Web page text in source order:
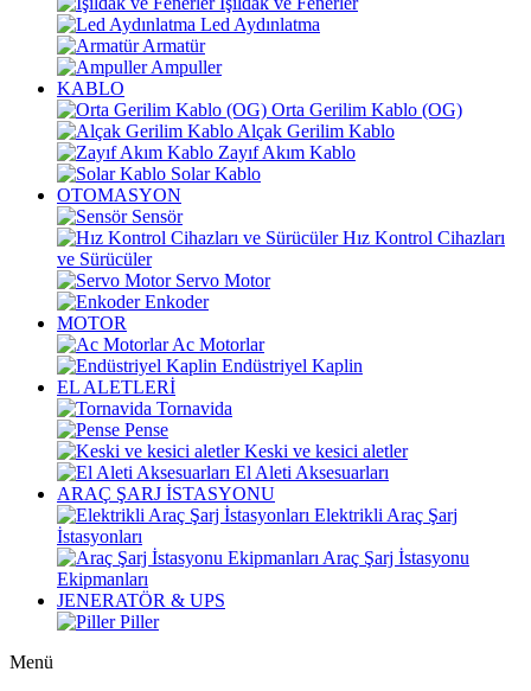
Led Aydınlatma
Armatür
Ampuller
KABLO
Orta Gerilim Kablo (OG)
Alçak Gerilim Kablo
Zayıf Akım Kablo
Solar Kablo
OTOMASYON
Sensör
Hız Kontrol Cihazları
ve Sürücüler
Servo Motor
Enkoder
MOTOR
Ac Motorlar
Endüstriyel Kaplin
EL ALETLERİ
Tornavida
Pense
Keski ve kesici aletler
El Aleti Aksesuarları
ARAÇ ŞARJ İSTASYONU
Elektrikli Araç Şarj
İstasyonları
Araç Şarj İstasyonu
Ekipmanları
JENERATÖR & UPS
Piller
Menü